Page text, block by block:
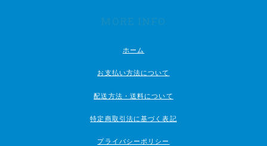
MORE INFO
ホーム
お支払い方法について
配送方法・送料について
特定商取引法に基づく表記
プライバシーポリシー